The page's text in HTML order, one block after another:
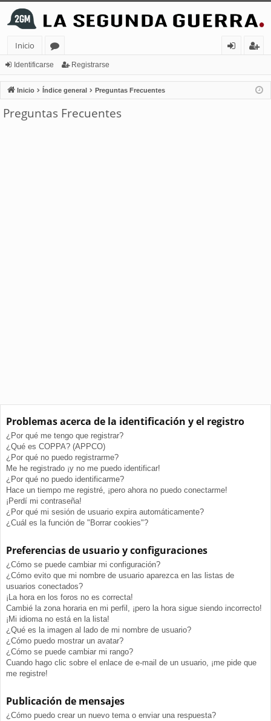
Inicio
or
os
nt
ifi
ist
ra
Identificarse Registrarse
Inicio Índice general Preguntas Frecuentes
Preguntas Frecuentes
Problemas acerca de la identificación y el registro
¿Por qué me tengo que registrar?
¿Qué es COPPA? (APPCO)
¿Por qué no puedo registrarme?
Me he registrado ¡y no me puedo identificar!
¿Por qué no puedo identificarme?
Hace un tiempo me registré, ¡pero ahora no puedo conectarme!
¡Perdí mi contraseña!
¿Por qué mi sesión de usuario expira automáticamente?
¿Cuál es la función de "Borrar cookies"?
Preferencias de usuario y configuraciones
¿Cómo se puede cambiar mi configuración?
¿Cómo evito que mi nombre de usuario aparezca en las listas de
usuarios conectados?
¡La hora en los foros no es correcta!
Cambié la zona horaria en mi perfil, ¡pero la hora sigue siendo incorrecto!
¡Mi idioma no está en la lista!
¿Qué es la imagen al lado de mi nombre de usuario?
¿Cómo puedo mostrar un avatar?
¿Cómo se puede cambiar mi rango?
Cuando hago clic sobre el enlace de e-mail de un usuario, ¡me pide que
me registre!
Publicación de mensajes
¿Cómo puedo crear un nuevo tema o enviar una respuesta?